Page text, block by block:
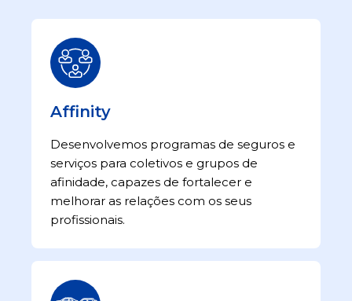
Affinity
Desenvolvemos programas de seguros e
serviços para coletivos e grupos de
afinidade, capazes de fortalecer e
melhorar as relações com os seus
profissionais.